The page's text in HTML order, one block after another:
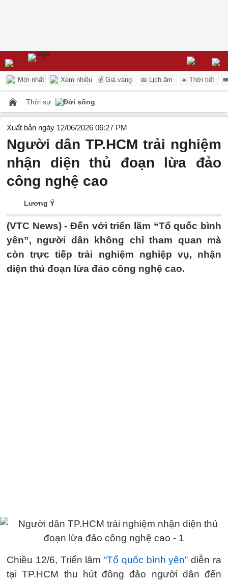
Mới nhất Xem nhiều 💰 Giá vàng 📅 Lịch âm ☀️ Thời tiết
Thời sự Đời sống
Xuất bản ngày 12/06/2026 06:27 PM
Người dân TP.HCM trải nghiệm
nhận diện thủ đoạn lừa đảo
công nghệ cao
Lương Ý
(VTC News) - Đến với triển lãm “Tổ quốc bình
yên”, người dân không chỉ tham quan mà
còn trực tiếp trải nghiệm nghiệp vụ, nhận
diện thủ đoạn lừa đảo công nghệ cao.
Chiều 12/6, Triển lãm“Tổ quốc bình yên” diễn ra
tại TP.HCM thu hút đông đảo người dân đến